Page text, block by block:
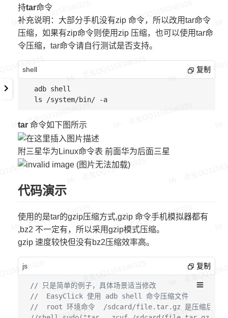
持tar命令
补充说明：大部分手机没有zip 命令，所以改用tar命令
压缩，如果有zip命令则使用zip 压缩，也可以使用tar命
令压缩，tar命令请自行测试是否支持。
shell 复制
adb shell
tar 命令如下图所示
附三星华为Linux命令表 前面华为后面三星
代码演示
使用的是tar的gzip压缩方式,gzip 命令手机模拟器都有
,bz2 不一定有，所以采用gzip模式压缩。
gzip 速度较快但没有bz2压缩效率高。
js 复制
// 只是简单的例子，具体场景适当修改
//  EasyClick 使用 adb shell 命令压缩文件
//  root 环境命令  /sdcard/file.tar.gz 是压缩后的文